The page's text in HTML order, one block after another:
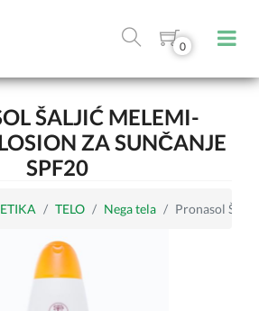
0
ŠALJIĆ MELEMI-
ZA SUNČANJE
SPF20
TELO Nega tela Pronasol